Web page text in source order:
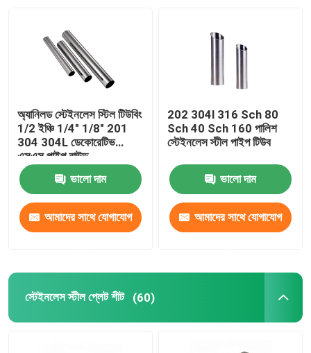
স্টেইনলেস স্টীল বার রড
খাদ ইস্পাত টিউব
খাদ ইস্পাত কুণ্ডলী
গ্যালভানাইজড স্টিলের কয়েল
গ্যালভানাইজড স্টিল প্লেট
গ্যালভানাইজড স্টিল টিউব
অ্যানিলড স্টেইনলেস স্টিল টিউবিং
1/2 ইঞ্চি 1/4" 1/8" 201
304 304L ডেকোরেটিভ
এসএস পাইপ রাউন্ড
ভালো দাম
আমাদের সাথে যোগাযোগ
202 304l 316 Sch 80
Sch 40 Sch 160 পালিশ
স্টেইনলেস স্টীল পাইপ টিউব
ভালো দাম
আমাদের সাথে যোগাযোগ
স্টেইনলেস স্টীল প্লেট শীট (60)